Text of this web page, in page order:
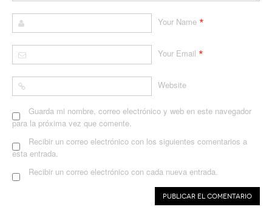
Your Name *
Your Email *
Website
Guarda mi nombre, correo electrónico y web en este navegador
para la próxima vez que comente.
Recibir un correo electrónico con los siguientes comentarios a
esta entrada.
Recibir un correo electrónico con cada nueva entrada.